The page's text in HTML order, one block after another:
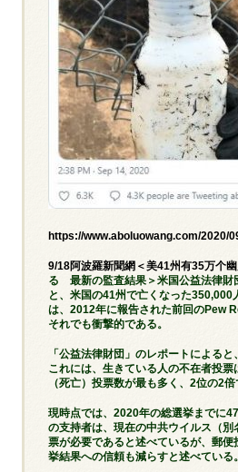
https://www.aboluowang.com/2020/
9/18阿波羅新聞網＜美41州有35万个
る 最新の監査結果＞米国公益法律財
と、米国の41州で亡くなった
は、2012年に報告された前回のPew
それでも衝撃的である。
「公益法律財団」のレポートによる
これには、生きている人の不在者投
（死亡）投票数が最も多く、2位の2倍
現時点では、2020年の総選挙までに
の支持者は、現在の中共ウイルス（
票が必要であると述べているが、郵
挙結果への信頼も減らすと述べている。